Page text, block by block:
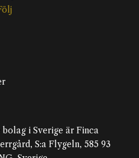
i Sverige är Finca
S:a Flygeln, 585 93